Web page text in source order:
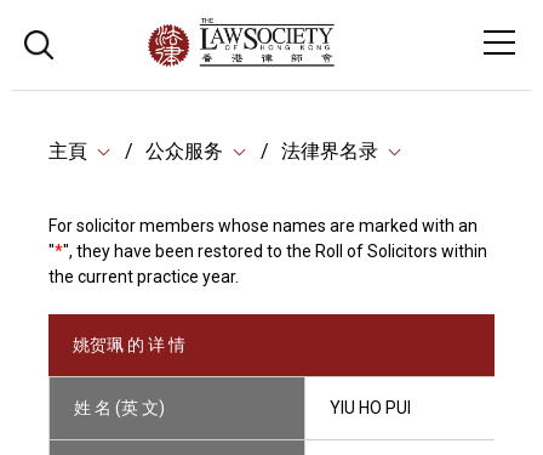
主頁 公众服务 法律界名录
For solicitor members whose names are marked with an
"*", they have been restored to the Roll of Solicitors within
the current practice year.
姚贺珮 的 详 情
姓 名 (英 文) YIU HO PUI